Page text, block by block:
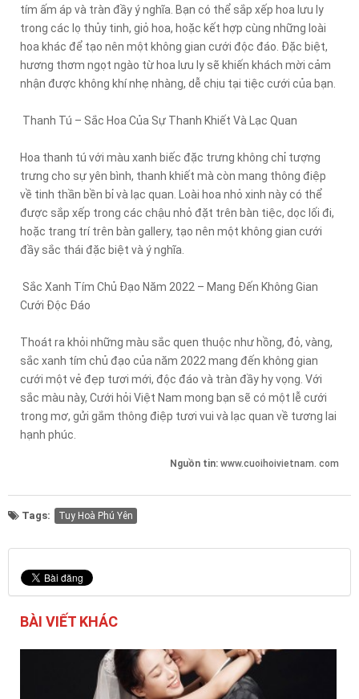
tím ấm áp và tràn đầy ý nghĩa. Bạn có thể sắp xếp hoa lưu ly
trong các lọ thủy tinh, giỏ hoa, hoặc kết hợp cùng những loài
hoa khác để tạo nên một không gian cưới độc đáo. Đặc biệt,
hương thơm ngọt ngào từ hoa lưu ly sẽ khiến khách mời cảm
nhận được không khí nhẹ nhàng, dễ chịu tại tiệc cưới của bạn.
Thanh Tú – Sắc Hoa Của Sự Thanh Khiết Và Lạc Quan
Hoa thanh tú với màu xanh biếc đặc trưng không chỉ tượng
trưng cho sự yên bình, thanh khiết mà còn mang thông điệp
về tinh thần bền bỉ và lạc quan. Loài hoa nhỏ xinh này có thể
được sắp xếp trong các chậu nhỏ đặt trên bàn tiệc, dọc lối đi,
hoặc trang trí trên bàn gallery, tạo nên một không gian cưới
đầy sắc thái đặc biệt và ý nghĩa.
Sắc Xanh Tím Chủ Đạo Năm 2022 – Mang Đến Không Gian
Cưới Độc Đáo
Thoát ra khỏi những màu sắc quen thuộc như hồng, đỏ, vàng,
sắc xanh tím chủ đạo của năm 2022 mang đến không gian
cưới một vẻ đẹp tươi mới, độc đáo và tràn đầy hy vọng. Với
sắc màu này, Cưới hỏi Việt Nam mong bạn sẽ có một lễ cưới
trong mơ, gửi gắm thông điệp tươi vui và lạc quan về tương lai
hạnh phúc.
Nguồn tin: www.cuoihoivietnam. com
Tags: Tuy Hoà Phú Yên
BÀI VIẾT KHÁC